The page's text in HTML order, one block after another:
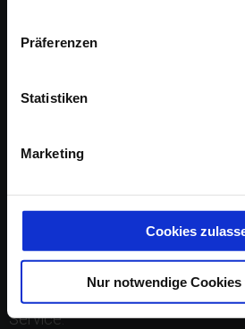
Präferenzen
Statistiken
Marketing
Cookies
Nur notwendige
info@auto-mueller-online.de
Mo. - Fr.: 8:00 - 18:00 Uhr
Service: